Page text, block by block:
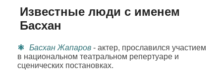
Известные люди с именем
Басхан
Басхан Жапаров - актер, прославился участием
в национальном театральном репертуаре и
сценических постановках.